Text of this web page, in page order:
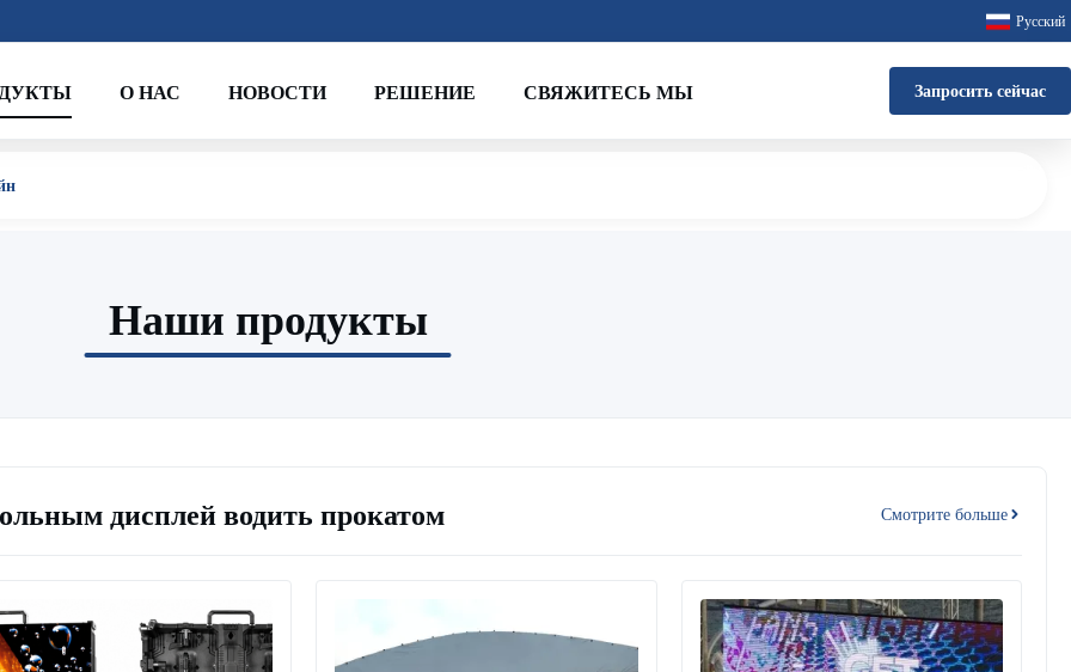
Русский
О НАС НОВОСТИ РЕШЕНИЕ СВЯЖИТЕСЬ МЫ Запросить сейчас
Наши продукты
дисплей водить прокатом Смотрите больше